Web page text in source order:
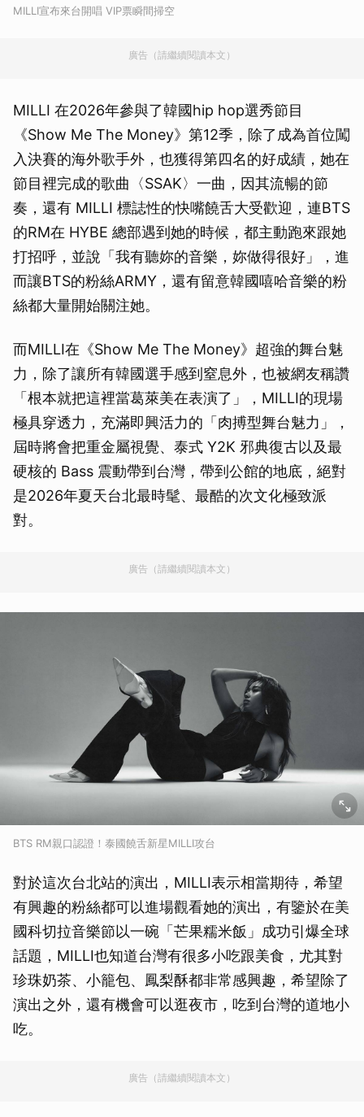
MILLI宣布來台開唱 VIP票瞬間掃空
廣告（請繼續閱讀本文）
MILLI 在2026年參與了韓國hip hop選秀節目
《Show Me The Money》第12季，除了成為首位闖
入決賽的海外歌手外，也獲得第四名的好成績，她在
節目裡完成的歌曲〈SSAK〉一曲，因其流暢的節
奏，還有 MILLI 標誌性的快嘴饒舌大受歡迎，連BTS
的RM在 HYBE 總部遇到她的時候，都主動跑來跟她
打招呼，並說「我有聽妳的音樂，妳做得很好」，進
而讓BTS的粉絲ARMY，還有留意韓國嘻哈音樂的粉
絲都大量開始關注她。
而MILLI在《Show Me The Money》超強的舞台魅
力，除了讓所有韓國選手感到窒息外，也被網友稱讚
「根本就把這裡當葛萊美在表演了」，MILLI的現場
極具穿透力，充滿即興活力的「肉搏型舞台魅力」，
屆時將會把重金屬視覺、泰式 Y2K 邪典復古以及最
硬核的 Bass 震動帶到台灣，帶到公館的地底，絕對
是2026年夏天台北最時髦、最酷的次文化極致派
對。
廣告（請繼續閱讀本文）
BTS RM親口認證！泰國饒舌新星MILLI攻台
對於這次台北站的演出，MILLI表示相當期待，希望
有興趣的粉絲都可以進場觀看她的演出，有鑒於在美
國科切拉音樂節以一碗「芒果糯米飯」成功引爆全球
話題，MILLI也知道台灣有很多小吃跟美食，尤其對
珍珠奶茶、小籠包、鳳梨酥都非常感興趣，希望除了
演出之外，還有機會可以逛夜市，吃到台灣的道地小
吃。
廣告（請繼續閱讀本文）